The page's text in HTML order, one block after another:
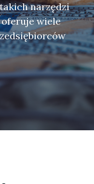
narzędzi
wiele